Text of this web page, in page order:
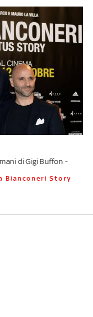
di Gigi Buffon -
Bianconeri Story